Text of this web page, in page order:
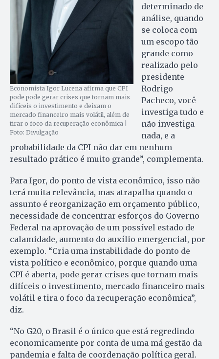
Economista Igor Lucena afirma que CPI
pode pode gerar crises que tornam mais
difíceis o investimento e deixam o
mercado financeiro mais volátil, além de
tirar o foco da recuperação econômica |
Foto: Divulgação
determinado de
análise, quando
se coloca com
um escopo tão
grande como
realizado pelo
presidente
Rodrigo
Pacheco, você
investiga tudo e
não investiga
nada, e a
probabilidade da CPI não dar em nenhum
resultado prático é muito grande”, complementa.
Para Igor, do ponto de vista econômico, isso não
terá muita relevância, mas atrapalha quando o
assunto é reorganização em orçamento público,
necessidade de concentrar esforços do Governo
Federal na aprovação de um possível estado de
calamidade, aumento do auxílio emergencial, por
exemplo. “Cria uma instabilidade do ponto de
vista político e econômico, porque quando uma
CPI é aberta, pode gerar crises que tornam mais
difíceis o investimento, mercado financeiro mais
volátil e tira o foco da recuperação econômica”,
diz.
“No G20, o Brasil é o único que está regredindo
economicamente por conta de uma má gestão da
pandemia e falta de coordenação política geral.